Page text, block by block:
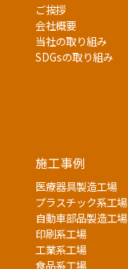
ご挨拶
会社概要
当社の取り組み
SDGsの取り組み
施工事例
医療器具製造工場
プラスチック系工場
自動車部品製造工場
印刷系工場
工業系工場
食品系工場